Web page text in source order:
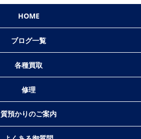
HOME
ブログ一覧
各種買取
修理
質預かりのご案内